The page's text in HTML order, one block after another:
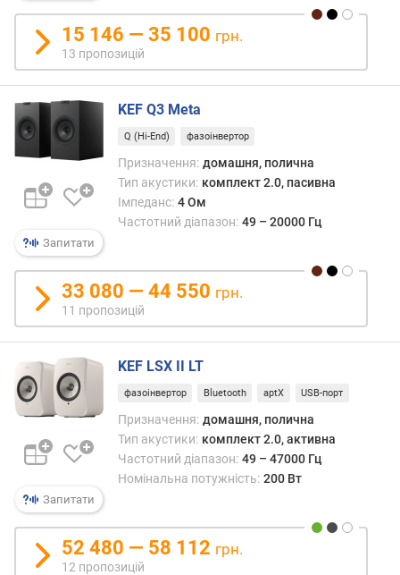
е
в
и
х
д
о
р
о
г
х
в
і
д
д
о
р
и
х
д
д
е
е
15 146 — 35 100 грн.
13 пропозицій
Запитати
KEF Q3 Meta
Q (Hi-End) фазоінвертор
Призначення: домашня, полична
Тип акустики: комплект 2.0, пасивна
Імпеданс: 4 Ом
Частотний діапазон: 49 – 20000 Гц
33 080 — 44 550 грн.
11 пропозицій
Запитати
KEF LSX II LT
фазоінвертор Bluetooth aptX USB-порт
Призначення: домашня, полична
Тип акустики: комплект 2.0, активна
Частотний діапазон: 49 – 47000 Гц
Номінальна потужність: 200 Вт
52 480 — 58 112 грн.
12 пропозицій